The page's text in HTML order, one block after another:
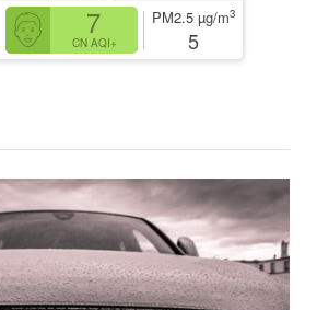
7
CN AQI+
PM2.5 µg/m3
5